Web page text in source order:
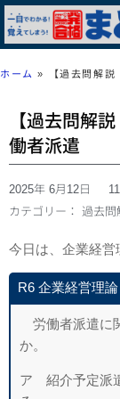
ホーム » 【過去問解
【過去問解
働者派遣
2025年 6月12日
カテゴリー： 過去問
今日は、企業経営
R6 企業経営理
労働者派遣に
か。
ア 紹介予定派